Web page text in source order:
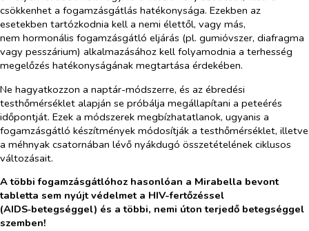
csökkenhet a fogamzásgátlás hatékonysága. Ezekben az
esetekben tartózkodnia kell a nemi élettől, vagy más,
nem hormonális fogamzásgátló eljárás (pl. gumióvszer, diafragma
vagy pesszárium) alkalmazásához kell folyamodnia a terhesség
megelőzés hatékonyságának megtartása érdekében.
Ne hagyatkozzon a naptár-módszerre, és az ébredési
testhőmérséklet alapján se próbálja megállapítani a peteérés
időpontját. Ezek a módszerek megbízhatatlanok, ugyanis a
fogamzásgátló készítmények módosítják a testhőmérséklet, illetve
a méhnyak csatornában lévő nyákdugó összetételének ciklusos
változásait.
A többi fogamzásgátlóhoz hasonlóan a Mirabella bevont
tabletta sem nyújt védelmet a HIV-fertőzéssel
(AIDS‑betegséggel) és a többi, nemi úton terjedő betegséggel
szemben!